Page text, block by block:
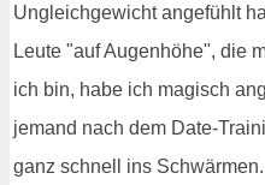
Ungleichgewicht angefühlt
Leute "auf Augenhöhe", die
ich bin, habe ich magisch
jemand nach dem Date-
ganz schnell ins